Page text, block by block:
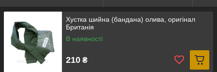
Хустка шийна (бандана) олива, оригінал
Британія
В наявності
210 ₴